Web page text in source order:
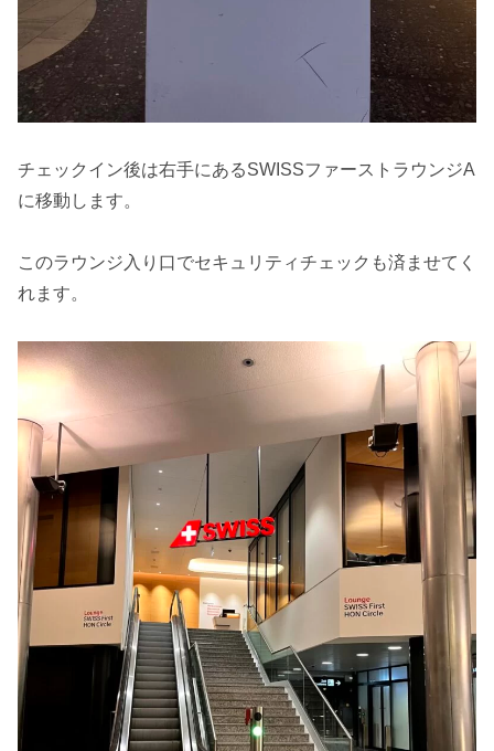
チェックイン後は右手にあるSWISSファーストラウンジA
に移動します。
このラウンジ入り口でセキュリティチェックも済ませてく
れます。